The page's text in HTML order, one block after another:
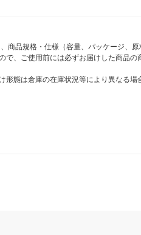
商品規格・仕様（容量、パッケージ、
、ご使用前には必ずお届けした商品の
態は倉庫の在庫状況等により異なる場